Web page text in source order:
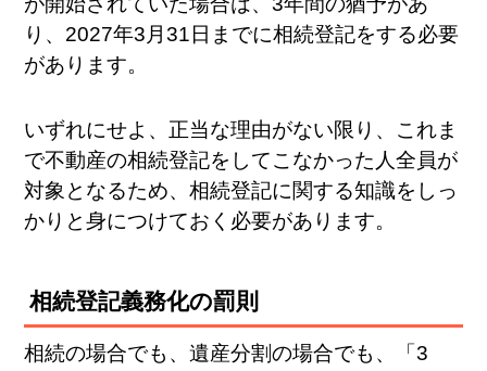
り、2027年3月31日までに相続登記をする必要
があります。
いずれにせよ、正当な理由がない限り、これま
で不動産の相続登記をしてこなかった人全員が
対象となるため、相続登記に関する知識をしっ
かりと身につけておく必要があります。
相続登記義務化の罰則
相続の場合でも、遺産分割の場合でも、「3